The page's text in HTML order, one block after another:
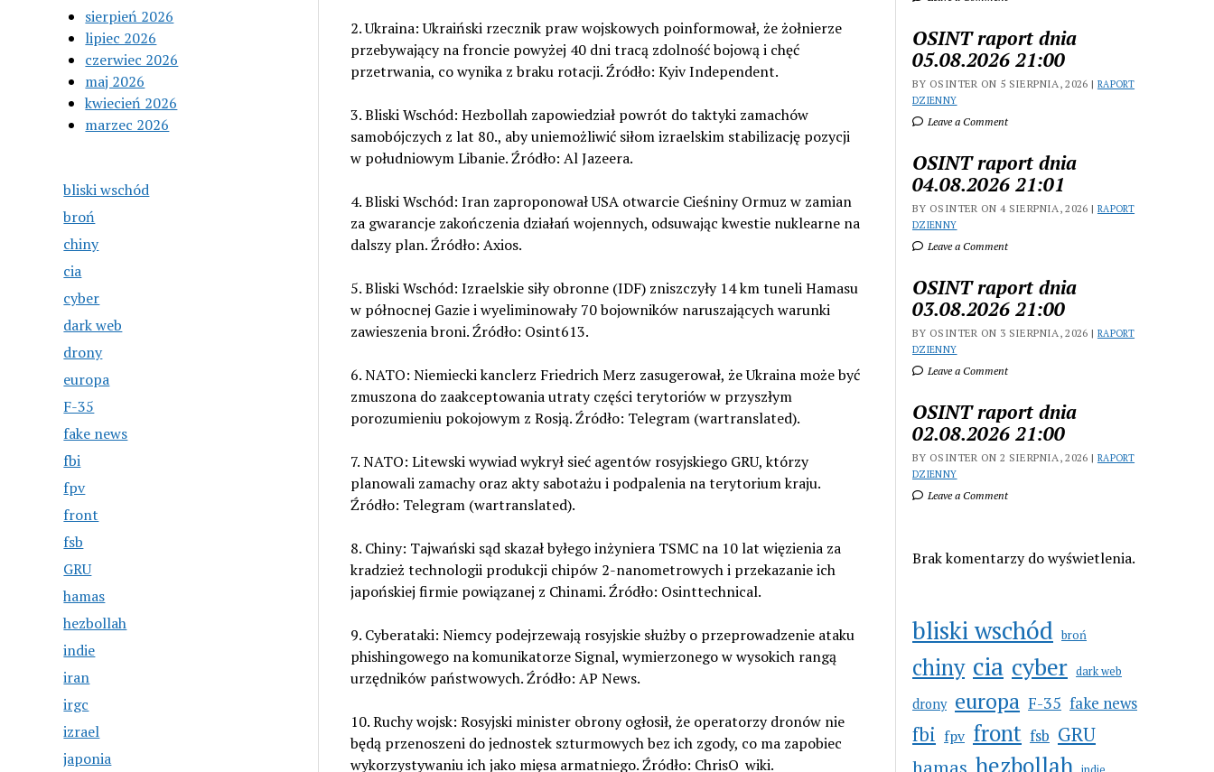
sierpień 2026
lipiec 2026
czerwiec 2026
maj 2026
kwiecień 2026
marzec 2026
bliski wschód
broń
chiny
cia
cyber
dark web
drony
europa
F-35
fake news
fbi
fpv
front
fsb
GRU
hamas
hezbollah
indie
iran
irgc
izrael
japonia
2. Ukraina: Ukraiński rzecznik praw wojskowych poinformował, że żołnierze
przebywający na froncie powyżej 40 dni tracą zdolność bojową i chęć
przetrwania, co wynika z braku rotacji. Źródło: Kyiv Independent.
3. Bliski Wschód: Hezbollah zapowiedział powrót do taktyki zamachów
samobójczych z lat 80., aby uniemożliwić siłom izraelskim stabilizację pozycji
w południowym Libanie. Źródło: Al Jazeera.
4. Bliski Wschód: Iran zaproponował USA otwarcie Cieśniny Ormuz w zamian
za gwarancje zakończenia działań wojennych, odsuwając kwestie nuklearne na
dalszy plan. Źródło: Axios.
5. Bliski Wschód: Izraelskie siły obronne (IDF) zniszczyły 14 km tuneli Hamasu
w północnej Gazie i wyeliminowały 70 bojowników naruszających warunki
zawieszenia broni. Źródło: Osint613.
6. NATO: Niemiecki kanclerz Friedrich Merz zasugerował, że Ukraina może być
zmuszona do zaakceptowania utraty części terytoriów w przyszłym
porozumieniu pokojowym z Rosją. Źródło: Telegram (wartranslated).
7. NATO: Litewski wywiad wykrył sieć agentów rosyjskiego GRU, którzy
planowali zamachy oraz akty sabotażu i podpalenia na terytorium kraju.
Źródło: Telegram (wartranslated).
8. Chiny: Tajwański sąd skazał byłego inżyniera TSMC na 10 lat więzienia za
kradzież technologii produkcji chipów 2-nanometrowych i przekazanie ich
japońskiej firmie powiązanej z Chinami. Źródło: Osinttechnical.
9. Cyberataki: Niemcy podejrzewają rosyjskie służby o przeprowadzenie ataku
phishingowego na komunikatorze Signal, wymierzonego w wysokich rangą
urzędników państwowych. Źródło: AP News.
10. Ruchy wojsk: Rosyjski minister obrony ogłosił, że operatorzy dronów nie
będą przenoszeni do jednostek szturmowych bez ich zgody, co ma zapobiec
wykorzystywaniu ich jako mięsa armatniego. Źródło: ChrisO_wiki.
OSINT raport dnia
05.08.2026 21:00
BY OSINTER ON 5 SIERPNIA, 2026 | RAPORT
DZIENNY
Leave a Comment
OSINT raport dnia
04.08.2026 21:01
BY OSINTER ON 4 SIERPNIA, 2026 | RAPORT
DZIENNY
Leave a Comment
OSINT raport dnia
03.08.2026 21:00
BY OSINTER ON 3 SIERPNIA, 2026 | RAPORT
DZIENNY
Leave a Comment
OSINT raport dnia
02.08.2026 21:00
BY OSINTER ON 2 SIERPNIA, 2026 | RAPORT
DZIENNY
Leave a Comment
Brak komentarzy do wyświetlenia.
bliski wschód broń
chiny cia cyber dark web
drony europa F-35 fake news
fbi fpv front fsb GRU
hamas hezbollah